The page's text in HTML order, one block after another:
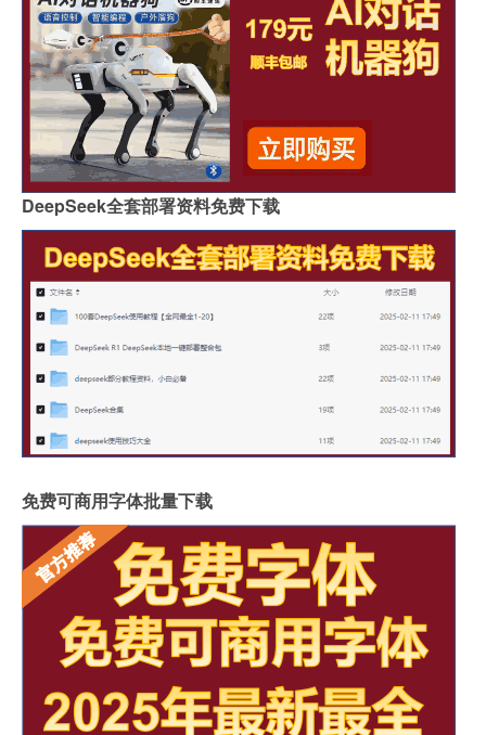
DeepSeek全套部署资料免费下载
免费可商用字体批量下载